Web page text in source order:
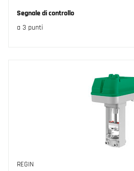
Segnale di controllo
a 3 punti
REGIN